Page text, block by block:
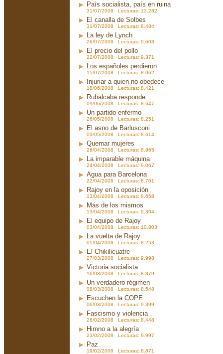
País socialista, país en ruina
31/07/2008 Lecturas: 12.282
El canalla de Solbes
31/07/2008 Lecturas: 8.484
La ley de Lynch
26/07/2008 Lecturas: 9.603
El precio del pollo
22/07/2008 Lecturas: 9.371
Los españoles perdieron
15/07/2008 Lecturas: 8.062
Injuriar a quien no obedece
18/06/2008 Lecturas: 8.421
Rubalcaba responde
09/06/2008 Lecturas: 8.647
Un partido enfermo
26/05/2008 Lecturas: 8.251
El asno de Barlusconi
03/05/2008 Lecturas: 8.614
Quemar mujeres
26/04/2008 Lecturas: 8.965
La imparable máquina
24/04/2008 Lecturas: 9.067
Agua para Barcelona
22/04/2008 Lecturas: 8.701
Rajoy en la oposición
13/04/2008 Lecturas: 8.658
Más de los mismos
13/04/2008 Lecturas: 9.304
El equipo de Rajoy
03/04/2008 Lecturas: 10.803
La vuelta de Rajoy
01/04/2008 Lecturas: 8.253
El Chikilicuatre
27/03/2008 Lecturas: 9.998
Victoria socialista
16/03/2008 Lecturas: 8.879
Un verdadero régimen
08/03/2008 Lecturas: 8.548
Escuchen la COPE
06/03/2008 Lecturas: 9.399
Fascismo y violencia
26/02/2008 Lecturas: 8.448
Himno a la alegría
23/02/2008 Lecturas: 9.997
Paz
19/02/2008 Lecturas: 8.871